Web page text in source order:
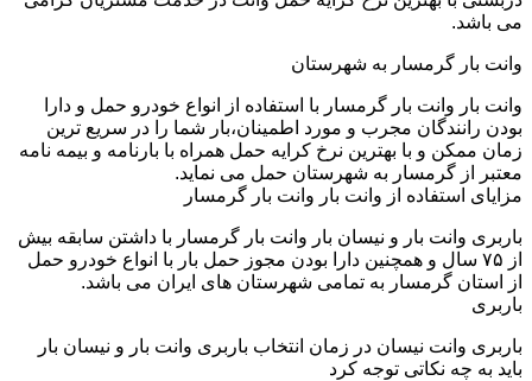
می باشد.
وانت بار گرمسار به شهرستان
وانت بار وانت بار گرمسار با استفاده از انواع خودرو حمل و دارا
بودن رانندگان مجرب و مورد اطمینان،بار شما را در سریع ترین
زمان ممکن و با بهترین نرخ کرایه حمل همراه با بارنامه و بیمه نامه
معتبر از گرمسار به شهرستان حمل می نماید.
مزایای استفاده از وانت بار وانت بار گرمسار
باربری وانت بار و نیسان بار وانت بار گرمسار با داشتن سابقه بیش
از ۷۵ سال و همچنین دارا بودن مجوز حمل بار با انواع خودرو حمل
از استان گرمسار به تمامی شهرستان های ایران می باشد.
باربری
باربری وانت نیسان در زمان انتخاب باربری وانت بار و نیسان بار
باید به چه نکاتی توجه کرد